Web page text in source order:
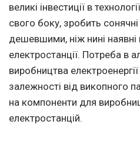
великі інвестиції в
свого боку, зробить
дешевшими, ніж нині наявні
електростанції. Потреба в
виробництва
залежності від викопного
на компоненти для
електростанцій.